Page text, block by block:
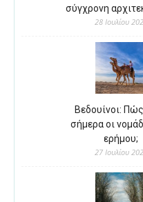
σύγχρονη
28 Ιουλίου
Βεδουίνοι:
σήμερα οι
ερήμου;
27 Ιουλίου